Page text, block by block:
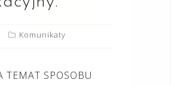
Komunikaty
TEMAT SPOSOBU